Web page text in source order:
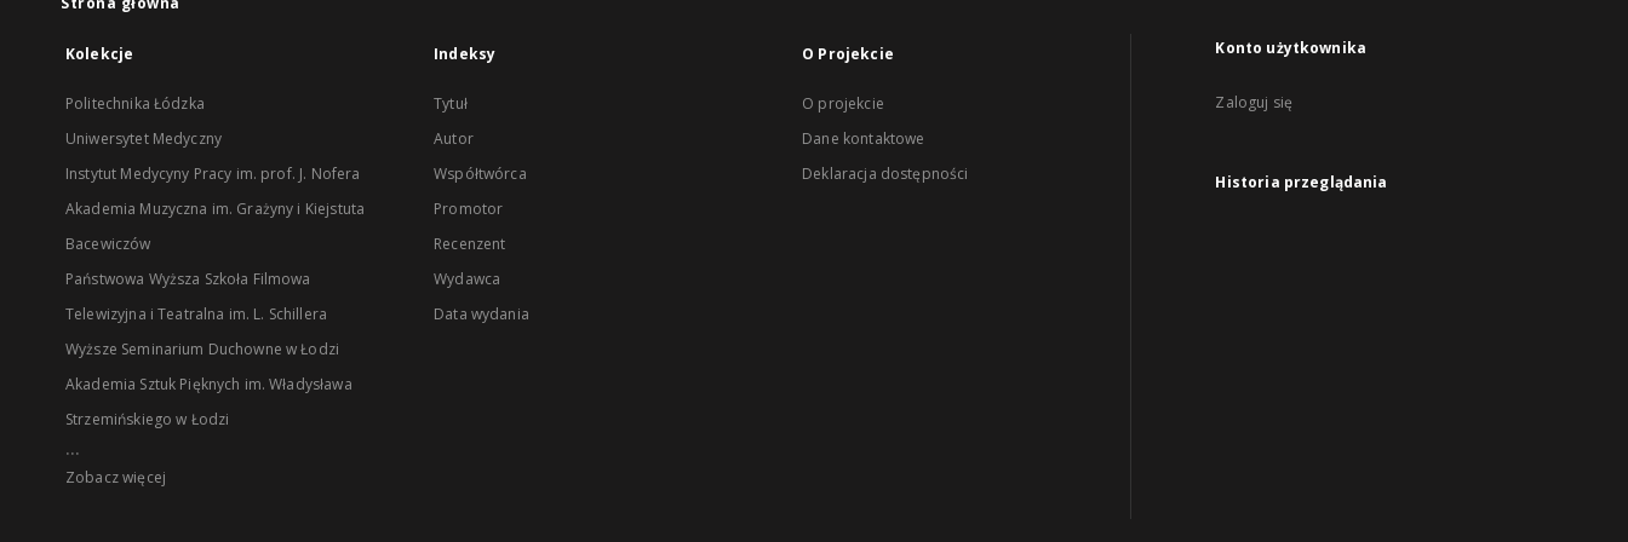
Kolekcje
Politechnika Łódzka
Uniwersytet Medyczny
Instytut Medycyny Pracy im. prof. J. Nofera
Akademia Muzyczna im. Grażyny i Kiejstuta
Bacewiczów
Państwowa Wyższa Szkoła Filmowa
Telewizyjna i Teatralna im. L. Schillera
Wyższe Seminarium Duchowne w Łodzi
Akademia Sztuk Pięknych im. Władysława
Strzemińskiego w Łodzi
...
Zobacz więcej
Indeksy
Tytuł
Autor
Współtwórca
Promotor
Recenzent
Wydawca
Data wydania
O Projekcie
O projekcie
Dane kontaktowe
Deklaracja dostępności
Konto użytkownika
Zaloguj się
Historia przeglądania